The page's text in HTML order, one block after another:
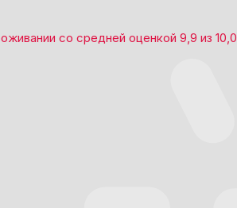
со средней оценкой 9,9 из 10,0